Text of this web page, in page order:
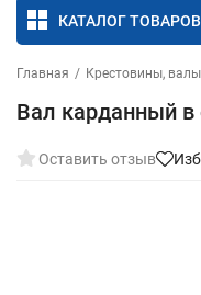
КАТАЛОГ ТОВАРОВ
Главная / Крестовины,
Вал карданный в
Оставить отзыв